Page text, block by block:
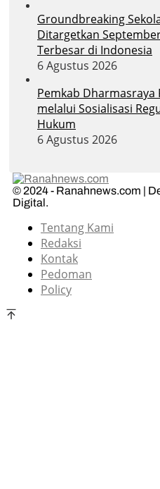
Groundbreaking
Ditargetkan
Terbesar di Indonesia
6 Agustus 2026
Pemkab Dharmasraya
melalui Sosialisasi
Hukum
6 Agustus 2026
© 2024 - Ranahnews.com |
Digital.
Tentang Kami
Redaksi
Kontak
Pedoman
Policy